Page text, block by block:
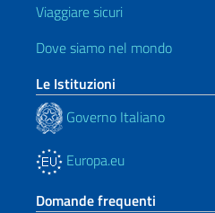
Viaggiare sicuri
Dove siamo nel mondo
Le Istituzioni
Governo Italiano
Europa.eu
Domande frequenti